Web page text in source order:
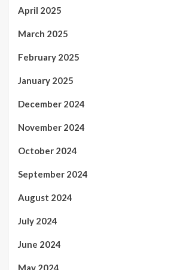
April 2025
March 2025
February 2025
January 2025
December 2024
November 2024
October 2024
September 2024
August 2024
July 2024
June 2024
May 2024